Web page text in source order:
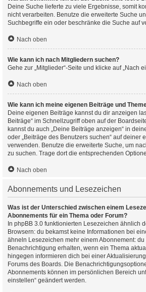
Deine Suche lieferte zu viele Ergebnisse, somit
nicht verarbeiten. Benutze die erweiterte Suche
Suchbegriffe ein oder beschränke die Suche auf
Nach oben
Wie kann ich nach Mitgliedern suchen?
Gehe zur „Mitglieder“-Seite und klicke auf „Nach
Nach oben
Wie kann ich meine eigenen Beiträge und
Deine eigenen Beiträge kannst du dir anzeigen
Beiträge“ im Schnellzugriff oben auf der
kannst du auch „Deine Beiträge anzeigen“ in
oder „Beiträge des Benutzers suchen“ auf deiner
verwenden. Benutze die erweiterte Suche, um
zu suchen. Trage dort die entsprechenden
Nach oben
Abonnements und Lesezeichen
Was ist der Unterschied zwischen einem
Abonnements für ein Thema oder Forum?
In phpBB 3.0 funktionierten Lesezeichen ähnlich
Browsern: du bekamst keine Informationen bei
ähneln Lesezeichen mehr einem Abonnement: du
Benachrichtigung erhalten, wenn ein Thema
hingegen informieren dich bei einer
Forums des Boards. Die
Abonnements können im persönlichen Bereich
einstellen“ geändert werden.